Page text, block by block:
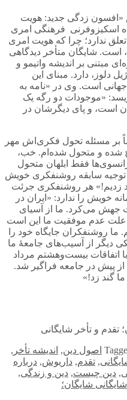
«افسون زدگی جدید: هویت
اسکیزوفرنی فرهنگی امری
ندارد؛ چرا که هویت امری
است. شایگان متأخر دیدگاهی
مبتنی بر اندیشه واتیمو و
دلوز، دارد. مبنای این
است. وی در «نامه به
«موجودات دو رگه یک
است، و پای دیگرشان در
بر مسئله تحول فکری‌اش مهر
شده و متحول شده‌ام. خب،
فقط ابلهان متحول
توجیه سابقه روشنفکری خویش
زدیم!» هر روشنفکری جرئت
خویش را ندارد: «ایران در
جهش می‌کرد. ما از آسیای
علت عدم موفقیت ما این است
ما روشنفکران جایگاه خود را
دیگر از آسیب‌های جامعۀ ما
اتفاقات بیست‌وهشتم مرداد
پیش در جامعه فراگیر شد.
گند زد!»
تقدم و تأخر شایگانی
اصول دین, اندیشه تأخر ,
, تقدم, داریوش, درباره
, دین چیست, دین و زندگی,
شایگانی شایگان؛